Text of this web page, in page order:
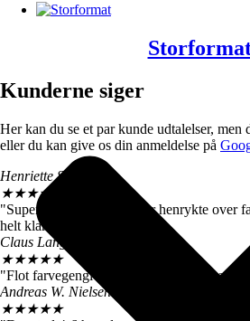
Kunderne siger
Her kan du se et par kunde udtalelser, men
eller du kan give os din anmeldelse på
Henriette Skrøder
★★★★
"Super flotte motiver! Vi er henrykte over
helt klart anbefales".
Claus Langballe
★★★★★
"Flot farvegengivelse. Farverne matcher
Andreas W. Nielsen
★★★★★